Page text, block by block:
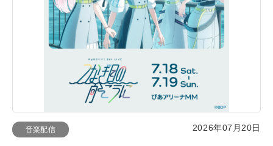
音楽配信 2026年07月20日